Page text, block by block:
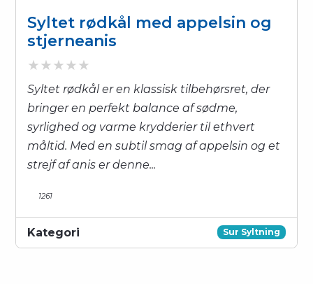
Syltet rødkål med appelsin og
stjerneanis
Syltet rødkål er en klassisk tilbehørsret, der
bringer en perfekt balance af sødme,
syrlighed og varme krydderier til ethvert
måltid. Med en subtil smag af appelsin og et
strejf af anis er denne...
1261
Kategori Sur Syltning